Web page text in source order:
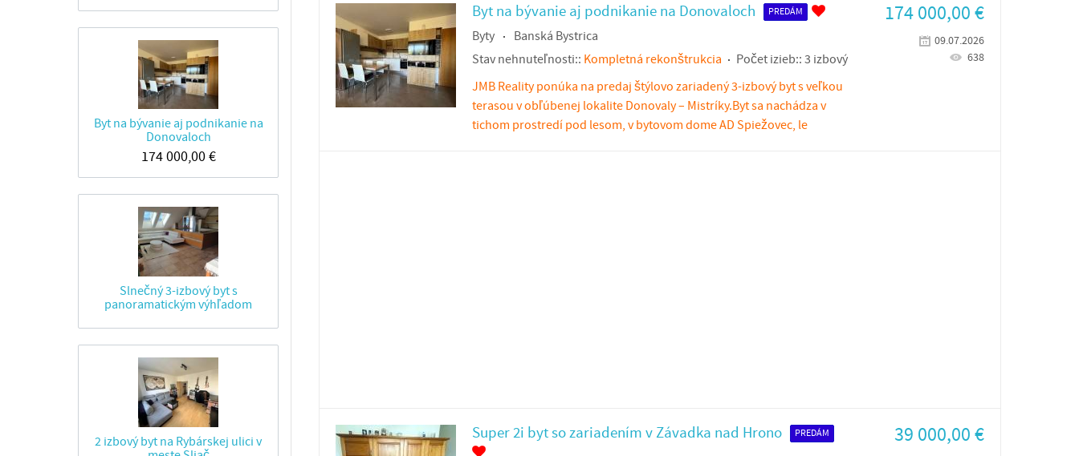
Byt na bývanie aj podnikanie na
Donovaloch
174 000,00€
Slnečný 3-izbový byt s
panoramatickým výhľadom
2 izbový byt na Rybárskej ulici v
Byt na bývanie aj podnikanie na Donovaloch PREDÁM
Byty
Banská Bystrica
Stav nehnuteľnosti:: Kompletná rekonštrukcia Počet izieb:: 3 izbový
JMB Reality ponúka na predaj štýlovo zariadený 3-izbový byt s veľkou
terasou v obľúbenej lokalite Donovaly – Mistríky.Byt sa nachádza v
tichom prostredí pod lesom, v bytovom dome AD Spiežovec, le
174 000,00€
09.07.2026
638
Super 2i byt so zariadením v Závadka nad Hrono PREDÁM 39 000,00€